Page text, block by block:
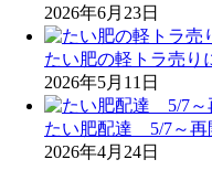
2026年6月23日
たい肥の軽トラ売り
2026年5月11日
たい肥配達 5/7～再
2026年4月24日